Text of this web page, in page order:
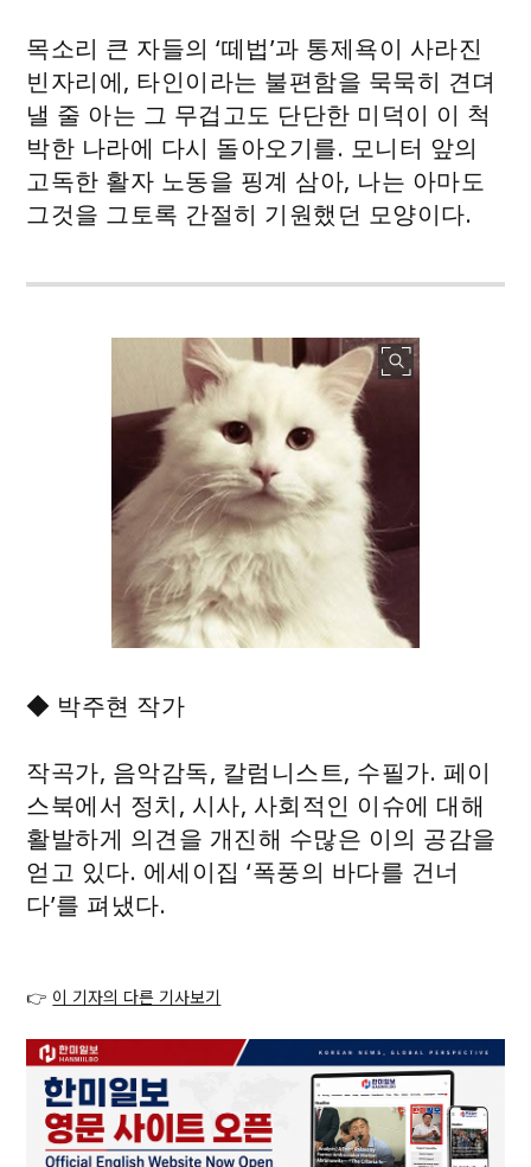
목소리 큰 자들의 ‘떼법’과 통제욕이 사라진
빈자리에, 타인이라는 불편함을 묵묵히 견뎌
낼 줄 아는 그 무겁고도 단단한 미덕이 이 척
박한 나라에 다시 돌아오기를. 모니터 앞의
고독한 활자 노동을 핑계 삼아, 나는 아마도
그것을 그토록 간절히 기원했던 모양이다.
◆ 박주현 작가
작곡가, 음악감독, 칼럼니스트, 수필가. 페이
스북에서 정치, 시사, 사회적인 이슈에 대해
활발하게 의견을 개진해 수많은 이의 공감을
얻고 있다. 에세이집 ‘폭풍의 바다를 건너
다’를 펴냈다.
👉 이 기자의 다른 기사보기